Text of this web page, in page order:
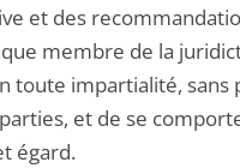
et des
membre de la
toute impartialité, sans
et de se
égard.